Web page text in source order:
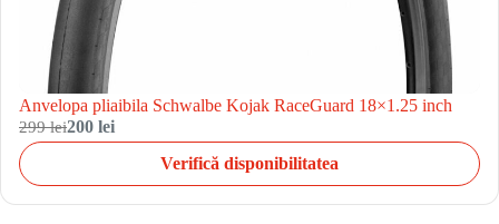
Anvelopa pliaibila Schwalbe Kojak RaceGuard 18×1.25 inch
299 lei200 lei
Verifică disponibilitatea